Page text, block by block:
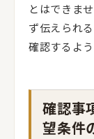
とはできま
ず伝えられ
確認するよ
確認事
望条件